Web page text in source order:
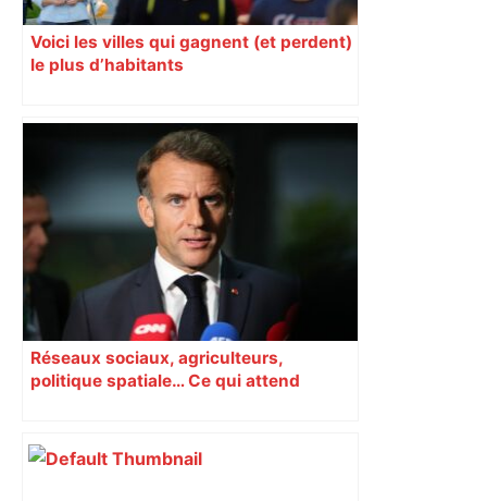
Voici les villes qui gagnent (et perdent)
le plus d’habitants
Réseaux sociaux, agriculteurs,
politique spatiale… Ce qui attend